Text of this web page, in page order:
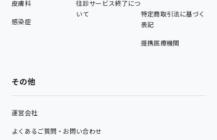
皮膚科
感染症
往診サービス終了につ
いて
特定商取引法に基づく
表記
提携医療機関
その他
運営会社
よくあるご質問・お問い合わせ